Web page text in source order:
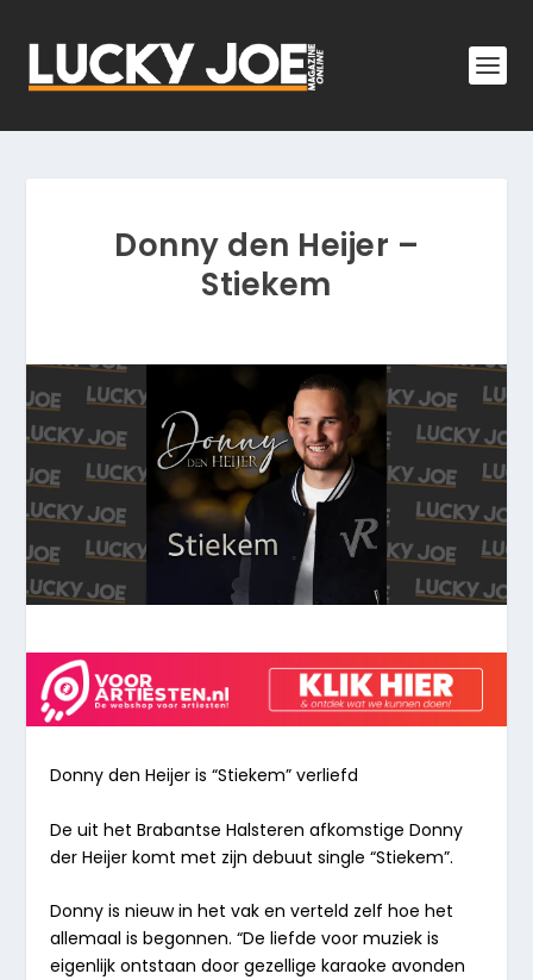
Donny den Heijer –
Stiekem
Donny den Heijer is “Stiekem” verliefd
De uit het Brabantse Halsteren afkomstige Donny
der Heijer komt met zijn debuut single “Stiekem”.
Donny is nieuw in het vak en verteld zelf hoe het
allemaal is begonnen. “De liefde voor muziek is
eigenlijk ontstaan door gezellige karaoke avonden